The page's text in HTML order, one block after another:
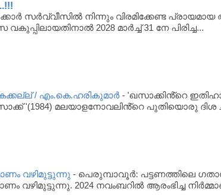
സർവ്വീസിൽ നിന്നും വിരമിക്കേണ്ട പ്രായമായ
2028 മാർച്ച് 31 നേ പിരിച്ച...
/ എം.കെ.ഹരികുമാർ - 'ഖസാക്കിൻ്റെ
'(1984) മലയാളനോവലിൻ്റെ പുതിയൊരു ദിശ
വഴിമുട്ടുന്നു - പെരുമ്പാവൂര്‍: പട്ടണത്തിലെ
വഴിമുട്ടുന്നു. 2024 നവംബറില്‍ ആരംഭിച്ച